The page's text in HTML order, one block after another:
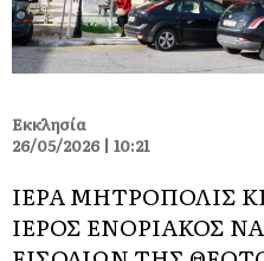
Εκκλησία
26/05/2026 | 10:21
ΙΕΡΑ ΜΗΤΡΟΠΟΛΙΣ
ΙΕΡΟΣ ΕΝΟΡΙΑΚΟΣ